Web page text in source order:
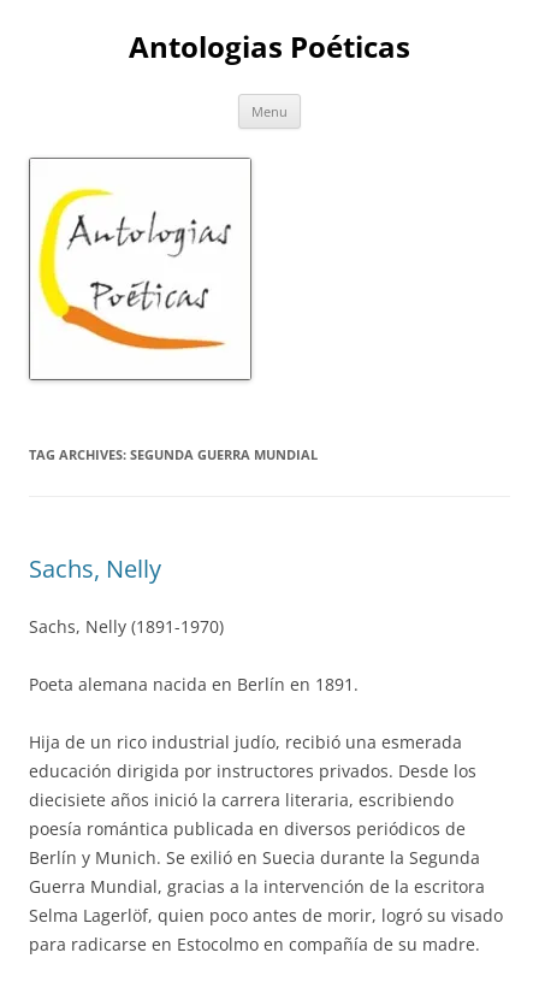
Antologias Poéticas
Menu
TAG ARCHIVES: SEGUNDA GUERRA MUNDIAL
Sachs, Nelly
Sachs, Nelly (1891-1970)
Poeta alemana nacida en Berlín en 1891.
Hija de un rico industrial judío, recibió una esmerada
educación dirigida por instructores privados. Desde los
diecisiete años inició la carrera literaria, escribiendo
poesía romántica publicada en diversos periódicos de
Berlín y Munich. Se exilió en Suecia durante la Segunda
Guerra Mundial, gracias a la intervención de la escritora
Selma Lagerlöf, quien poco antes de morir, logró su visado
para radicarse en Estocolmo en compañía de su madre.